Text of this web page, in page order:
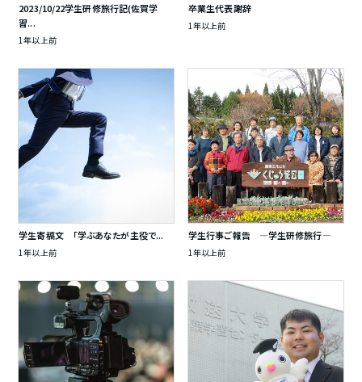
2023/10/22学生研修旅行記(佐賀学
習...
1年以上前
卒業生代表謝辞
1年以上前
学生寄稿文 「学ぶあなたが主役で...
1年以上前
学生行事ご報告 ―学生研修旅行―
1年以上前